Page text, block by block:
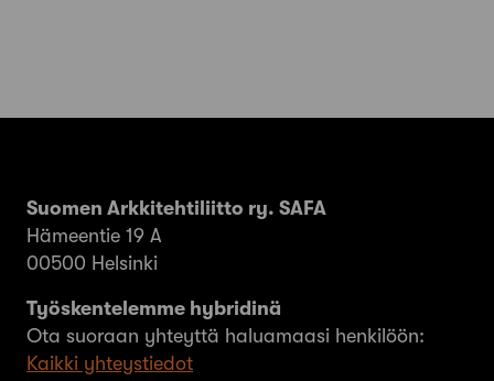
Suomen Arkkitehtiliitto ry. SAFA
Hämeentie 19 A
00500 Helsinki
Työskentelemme hybridinä
Ota suoraan yhteyttä haluamaasi henkilöön:
Kaikki yhteystiedot